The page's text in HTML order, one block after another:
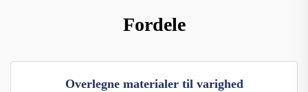
Fordele
Overlegne materialer til varighed